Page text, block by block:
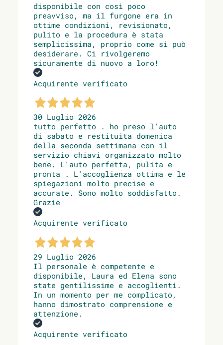
disponibile con così poco
preavviso, ma il furgone era in
ottime condizioni, revisionato,
pulito e la procedura è stata
semplicissima, proprio come si può
desiderare. Ci rivolgeremo
sicuramente di nuovo a loro!
Acquirente verificato
30 Luglio 2026
tutto perfetto . ho preso l'auto
di sabato e restituita domenica
della seconda settimana con il
servizio chiavi organizzato molto
bene. L'auto perfetta, pulita e
pronta . L'accoglienza ottima e le
spiegazioni molto precise e
accurate. Sono molto soddisfatto.
Grazie
Acquirente verificato
29 Luglio 2026
Il personale è competente e
disponibile, Laura ed Elena sono
state gentilissime e accoglienti.
In un momento per me complicato,
hanno dimostrato comprensione e
attenzione.
Acquirente verificato